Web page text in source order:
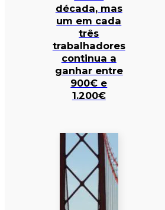
década, mas
um em cada
três
trabalhadores
continua a
ganhar entre
900€ e
1.200€